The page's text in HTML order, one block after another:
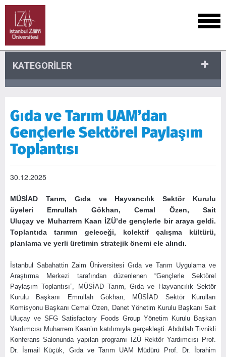
KATEGORİLER
Gıda ve Tarım UAM’dan
Gençlerle Sektörel Paylaşım
Toplantısı
30.12.2025
MÜSİAD Tarım, Gıda ve Hayvancılık Sektör Kurulu
üyeleri Emrullah Gökhan, Cemal Özen, Sait
Uluçay ve Muharrem Kaan İZÜ’de gençlerle bir araya geldi.
Toplantıda tarımın geleceği, kolektif çalışma kültürü,
planlama ve yerli üretimin stratejik önemi ele alındı.
İstanbul Sabahattin Zaim Üniversitesi Gıda ve Tarım Uygulama ve
Araştırma Merkezi tarafından düzenlenen “Gençlerle Sektörel
Paylaşım Toplantısı”, MÜSİAD Tarım, Gıda ve Hayvancılık Sektör
Kurulu Başkanı Emrullah Gökhan, MÜSİAD Sektör Kurulları
Komisyonu Başkanı Cemal Özen, Danet Yönetim Kurulu Başkanı Sait
Uluçay ve SFG Satisfactory Foods Group Yönetim Kurulu Başkan
Yardımcısı Muharrem Kaan’ın katılımıyla gerçekleşti. Abdullah Tivnikli
Konferans Salonunda yapılan programı İZÜ Rektör Yardımcısı Prof.
Dr. İsmail Küçük, Gıda ve Tarım UAM Müdürü Prof. Dr. İbrahim